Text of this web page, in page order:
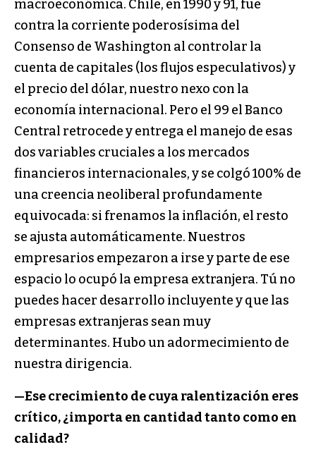
macroeconómica. Chile, en 1990 y 91, fue
contra la corriente poderosísima del
Consenso de Washington al controlar la
cuenta de capitales (los flujos especulativos) y
el precio del dólar, nuestro nexo con la
economía internacional. Pero el 99 el Banco
Central retrocede y entrega el manejo de esas
dos variables cruciales a los mercados
financieros internacionales, y se colgó 100% de
una creencia neoliberal profundamente
equivocada: si frenamos la inflación, el resto
se ajusta automáticamente. Nuestros
empresarios empezaron a irse y parte de ese
espacio lo ocupó la empresa extranjera. Tú no
puedes hacer desarrollo incluyente y que las
empresas extranjeras sean muy
determinantes. Hubo un adormecimiento de
nuestra dirigencia.
—Ese crecimiento de cuya ralentización eres
crítico, ¿importa en cantidad tanto como en
calidad?